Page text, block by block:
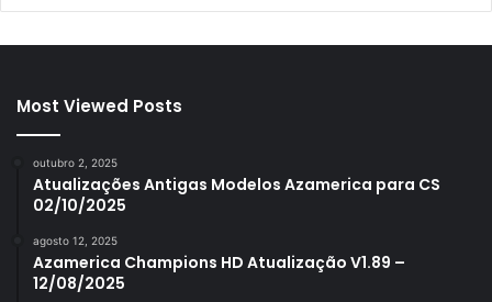
Most Viewed Posts
outubro 2, 2025
Atualizações Antigas Modelos Azamerica para CS
02/10/2025
agosto 12, 2025
Azamerica Champions HD Atualização V1.89 –
12/08/2025